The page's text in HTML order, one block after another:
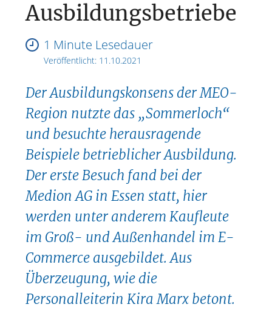
Ausbildungsbetriebe
1 Minute Lesedauer
Veröffentlicht: 11.10.2021
Der Ausbildungskonsens der MEO-
Region nutzte das „Sommerloch“
und besuchte herausragende
Beispiele betrieblicher Ausbildung.
Der erste Besuch fand bei der
Medion AG in Essen statt, hier
werden unter anderem Kaufleute
im Groß- und Außenhandel im E-
Commerce ausgebildet. Aus
Überzeugung, wie die
Personalleiterin Kira Marx betont.